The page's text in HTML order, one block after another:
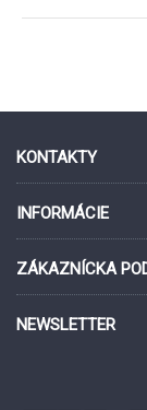
KONTAKTY
INFORMÁCIE
ZÁKAZNÍCKA
NEWSLETTER